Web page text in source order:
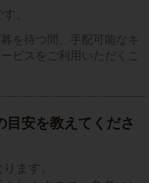
。
を待つ間、手配可能なキ
ビスをご利用いただくこ
目安を教えてくださ
ます。